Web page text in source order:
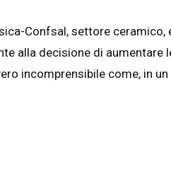
Confsal, settore
alla decisione di aumentare
incomprensibile come, in